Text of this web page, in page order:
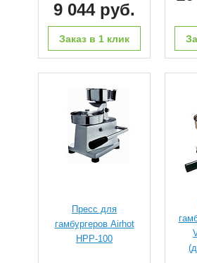
9 044 руб.
Заказ в 1 клик
Пресс для
гамбургеров Airhot
HPP-100